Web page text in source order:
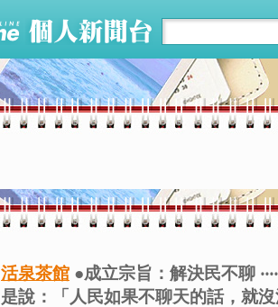
活泉茶館 ●成立宗旨：解決民不聊
是說：「人民如果不聊天的話，就